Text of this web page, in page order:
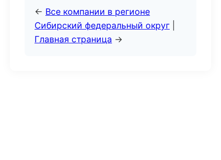
← Все компании в регионе
Сибирский федеральный округ
Главная страница →